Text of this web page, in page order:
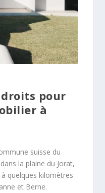
pour
à
suisse du
la plaine du Jorat,
quelques kilomètres
et Berne.